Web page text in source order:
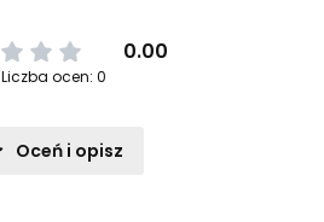
0.00
Liczba ocen: 0
Oceń i opisz